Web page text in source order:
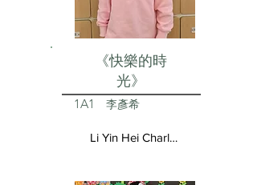
《快樂的時
光》
1A1 李彥希
Li Yin Hei Charlotte